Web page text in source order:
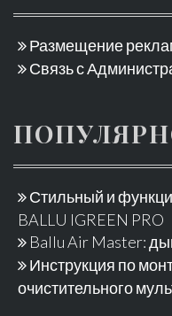
Размещение
Связь с
Стильный и
BALLU IGREEN PRO
Ballu Air Master:
Инструкция по
очистительного